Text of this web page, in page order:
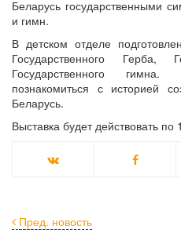
Беларусь государственными
и гимн.
В детском отделе
Государственного Герба,
Государственного
познакомиться с историей
Беларусь.
Выставка будет действовать по
Пред. новость